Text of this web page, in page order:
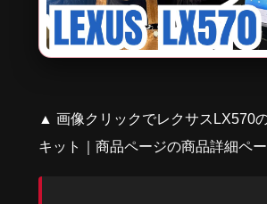
▲ 画像クリックでレクサスLX570
キット｜商品ページの商品詳細ペ